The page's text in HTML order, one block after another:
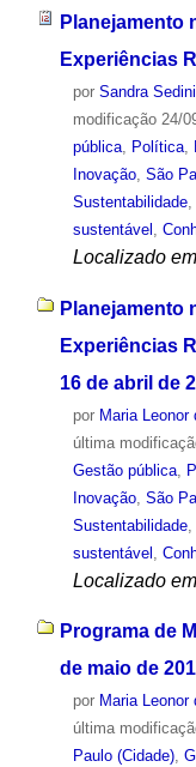
Planejamento
Experiências
por Sandra Sedini
modificação24/
pública, Política,
Inovação, São
Sustentabilidade,
sustentável
Localizado em
Planejamento
Experiências
16 de abril de
por Maria Leonor
última
Gestão pública,
Inovação, São
Sustentabilidade,
sustentável
Localizado em
Programa de
de maio de
por Maria Leonor
última
Paulo (Cidade),